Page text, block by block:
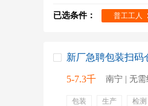
已选条件： 普工工人
新厂急聘包装扫码
5-7.3千 南宁 | 无需
包装 生产 检测